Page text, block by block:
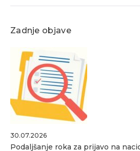
Zadnje objave
30.07.2026
Podaljšanje roka za prijavo na